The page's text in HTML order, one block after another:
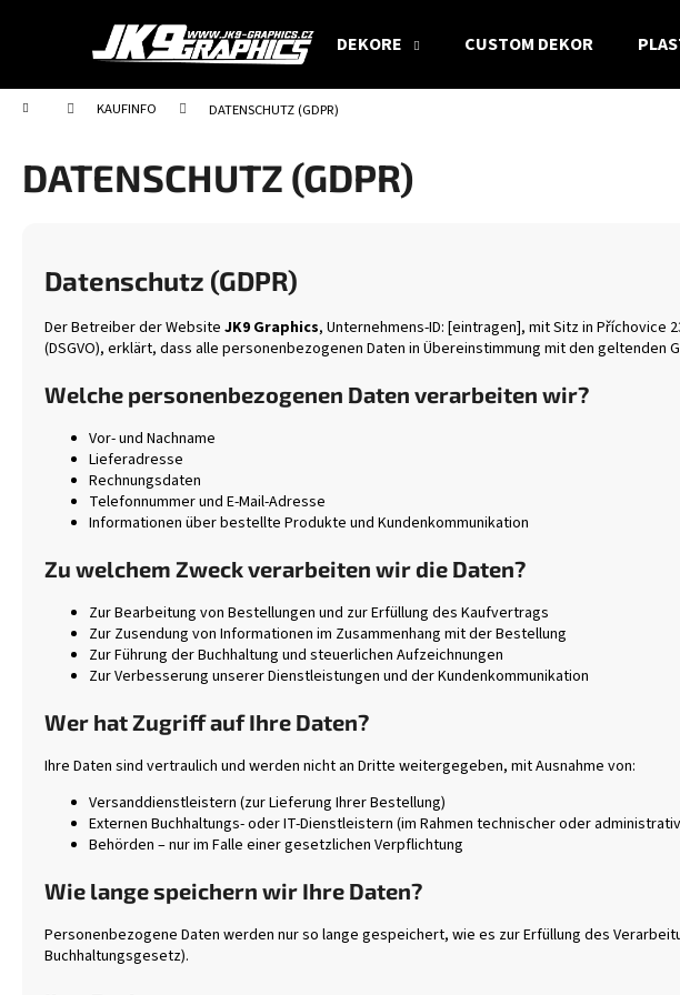
DEKORE CUSTOM DEKOR
StartseiteKAUFINFO DATENSCHUTZ (GDPR)
DATENSCHUTZ (GDPR)
Datenschutz (GDPR)
Der Betreiber der Website JK9 Graphics, Unternehmens-ID: [eintragen], mit Sitz in Příchovice
(DSGVO), erklärt, dass alle personenbezogenen Daten in Übereinstimmung mit den
Welche personenbezogenen Daten verarbeiten wir?
Vor- und Nachname
Lieferadresse
Rechnungsdaten
Telefonnummer und E-Mail-Adresse
Informationen über bestellte Produkte und Kundenkommunikation
Zu welchem Zweck verarbeiten wir die Daten?
Zur Bearbeitung von Bestellungen und zur Erfüllung des Kaufvertrags
Zur Zusendung von Informationen im Zusammenhang mit der Bestellung
Zur Führung der Buchhaltung und steuerlichen Aufzeichnungen
Zur Verbesserung unserer Dienstleistungen und der Kundenkommunikation
Wer hat Zugriff auf Ihre Daten?
Ihre Daten sind vertraulich und werden nicht an Dritte weitergegeben, mit Ausnahme von:
Versanddienstleistern (zur Lieferung Ihrer Bestellung)
Externen Buchhaltungs- oder IT-Dienstleistern (im Rahmen technischer oder
Behörden – nur im Falle einer gesetzlichen Verpflichtung
Wie lange speichern wir Ihre Daten?
Personenbezogene Daten werden nur so lange gespeichert, wie es zur Erfüllung des
Buchhaltungsgesetz).
e
Zurück
zum
Zurück
zum